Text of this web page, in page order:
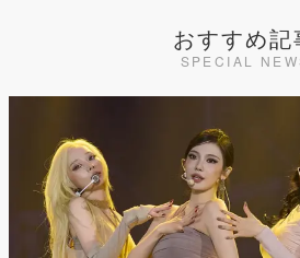
おすすめ記
SPECIAL